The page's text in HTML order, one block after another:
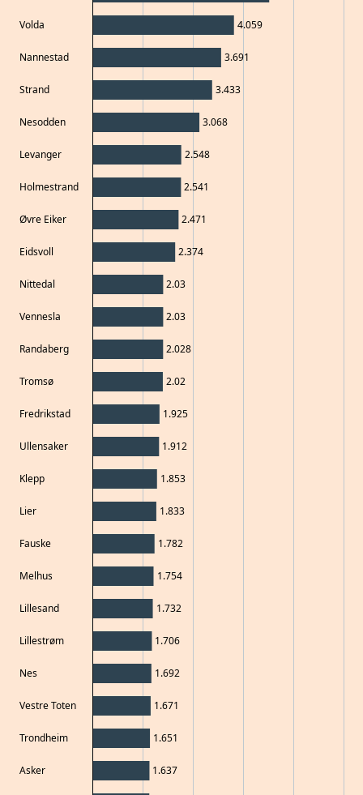
Volda
Nannestad
Strand
Nesodden
Levanger
Holmestrand
Øvre Eiker
Eidsvoll
Nittedal
Vennesla
Randaberg
Tromsø
Fredrikstad
Ullensaker
Klepp
Lier
Fauske
Melhus
Lillesand
Lillestrøm
Nes
Vestre Toten
Trondheim
Asker
4.059
3.691
3.433
3.068
2.548
2.541
2.471
2.374
2.03
2.03
2.028
2.02
1.925
1.912
1.853
1.833
1.782
1.754
1.732
1.706
1.692
1.671
1.651
1.637